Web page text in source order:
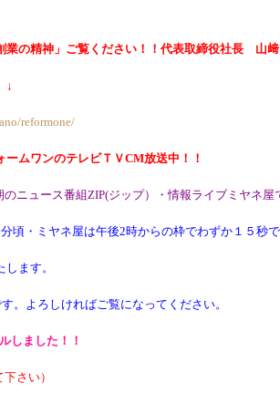
業の精神」ご覧ください！！代表取締役社長 山
reformone/
ームワンのテレビＴＶCM放送中！！
のニュース番組ZIP(ジップ）・情報ライブミヤネ屋
頃・ミヤネ屋は午後2時からの枠でわずか１５秒
します。
。よろしければご覧になってください。
しました！！
さい）